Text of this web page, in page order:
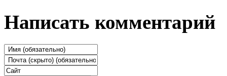
Написать комментарий